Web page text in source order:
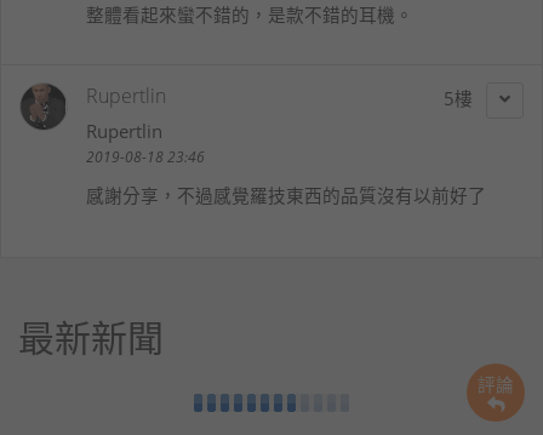
評論
整體看起來蠻不錯的，是款不錯的耳機。
5
Rupertlin
Rupertlin
2019-08-18 23:46
感謝分享，不過感覺羅技東西的品質沒有以前好了
最新新聞